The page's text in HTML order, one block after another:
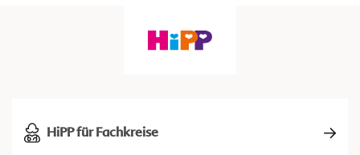
HiPP für Fachkreise